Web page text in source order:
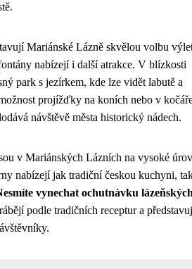
Mariánské Lázně skvělou volbu
nabízejí i další atrakce. V blízkosti
park s jezírkem, kde lze vidět labutě a
projížďky na koních nebo v
návštěvě města historický nádech.
v Mariánských Lázních na vysoké
nabízejí jak tradiční českou kuchyni,
vynechat ochutnávku
podle tradičních receptur a